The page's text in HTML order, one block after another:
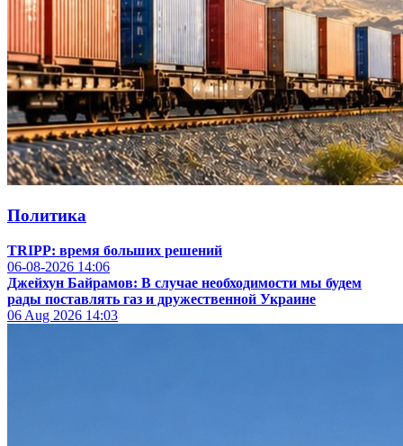
Политика
TRIPP: время больших решений
06-08-2026 14:06
Джейхун Байрамов: В случае необходимости мы будем
рады поставлять газ и дружественной Украине
06 Aug 2026 14:03